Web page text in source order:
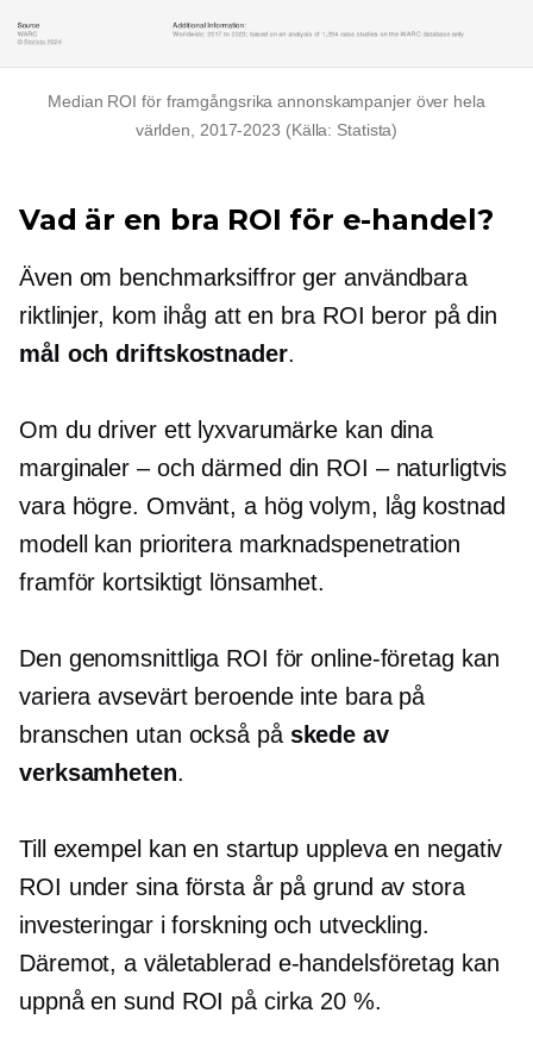
Median ROI för framgångsrika annonskampanjer över hela
världen, 2017-2023 (Källa: Statista)
Vad är en bra ROI för e-handel?
Även om benchmarksiffror ger användbara
riktlinjer, kom ihåg att en bra ROI beror på din
mål och driftskostnader.
Om du driver ett lyxvarumärke kan dina
marginaler – och därmed din ROI – naturligtvis
vara högre. Omvänt, a hög volym, låg kostnad
modell kan prioritera marknadspenetration
framför kortsiktigt lönsamhet.
Den genomsnittliga ROI för online-företag kan
variera avsevärt beroende inte bara på
branschen utan också på skede av
verksamheten.
Till exempel kan en startup uppleva en negativ
ROI under sina första år på grund av stora
investeringar i forskning och utveckling.
Däremot, a väletablerad e-handelsföretag kan
uppnå en sund ROI på cirka 20 %.